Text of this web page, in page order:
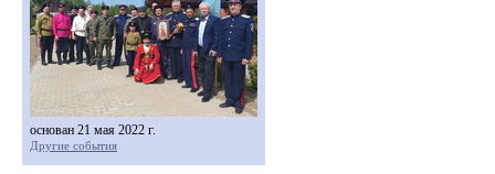
основан 21 мая 2022 г.
Другие события